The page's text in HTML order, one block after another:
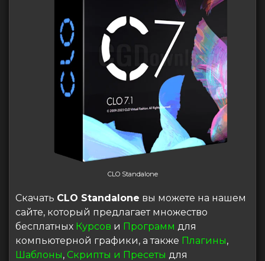
CLO Standalone
Скачать CLO Standalone вы можете на нашем
сайте, который предлагает множество
бесплатных Курсов и Программ для
компьютерной графики, а также Плагины,
Шаблоны, Скрипты и Пресеты для